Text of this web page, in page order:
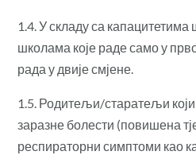
1.4. У складу са капацитетима
школама које раде само у
рада у двије смјене.
1.5. Родитељи/старатељи
заразне болести (повишена
респираторни симптоми као